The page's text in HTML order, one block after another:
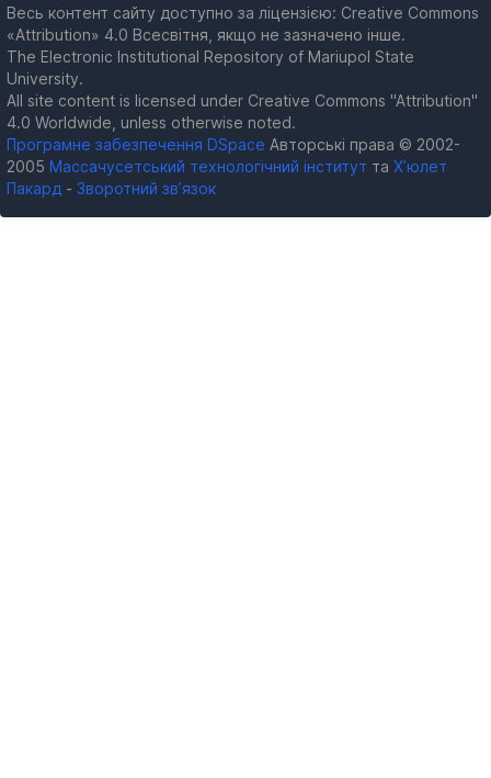
Весь контент сайту доступно за ліцензією: Creative Commons
«Attribution» 4.0 Всесвітня, якщо не зазначено інше.
The Electronic Institutional Repository of Mariupol State
University.
All site content is licensed under Creative Commons "Attribution"
4.0 Worldwide, unless otherwise noted.
Програмне забезпечення DSpace Авторські права © 2002-
2005 Массачусетський технологічний інститут та Х’юлет
Пакард - Зворотний зв’язок